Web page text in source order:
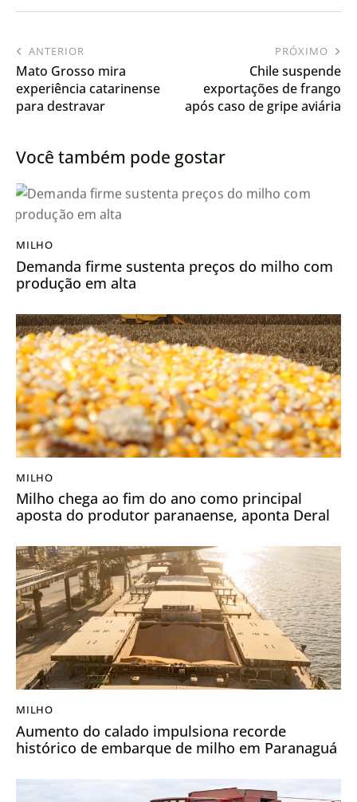
ANTERIOR
Mato Grosso mira
experiência catarinense
para destravar
PRÓXIMO
Chile suspende
exportações de frango
após caso de gripe aviária
Você também pode gostar
MILHO
Demanda firme sustenta preços do milho com
produção em alta
MILHO
Milho chega ao fim do ano como principal
aposta do produtor paranaense, aponta Deral
MILHO
Aumento do calado impulsiona recorde
histórico de embarque de milho em Paranaguá